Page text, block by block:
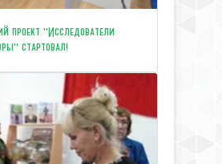
проект "Исследователи
стартовал!